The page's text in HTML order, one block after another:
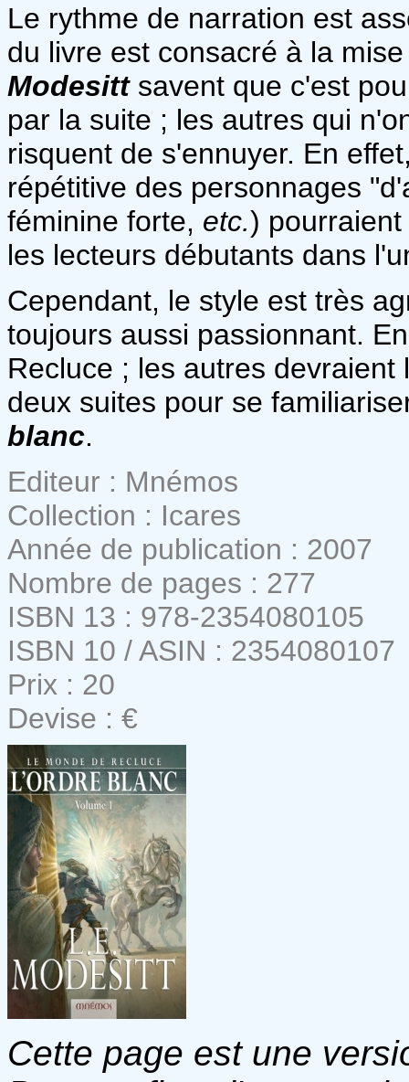
Le rythme de narration est
du livre est consacré à la
Modesittsavent que c'est
par la suite ; les autres qui
risquent de s'ennuyer. En
répétitive des personnages
féminine forte, etc.)
les lecteurs débutants dans
Cependant, le style est très
toujours aussi passionnant.
Recluce ; les autres
deux suites pour se
blanc.
Editeur : Mnémos
Collection : Icares
Année de publication : 2007
Nombre de pages : 277
ISBN 13 : 978-2354080105
ISBN 10 / ASIN : 2354080107
Prix : 20
Devise : €
Cette page est une